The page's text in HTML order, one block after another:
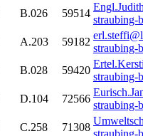
B.026 59514
straubing-
A.203 59182
straubing-
B.028 59420
straubing-
D.104 72566
straubing-
C.258 71308